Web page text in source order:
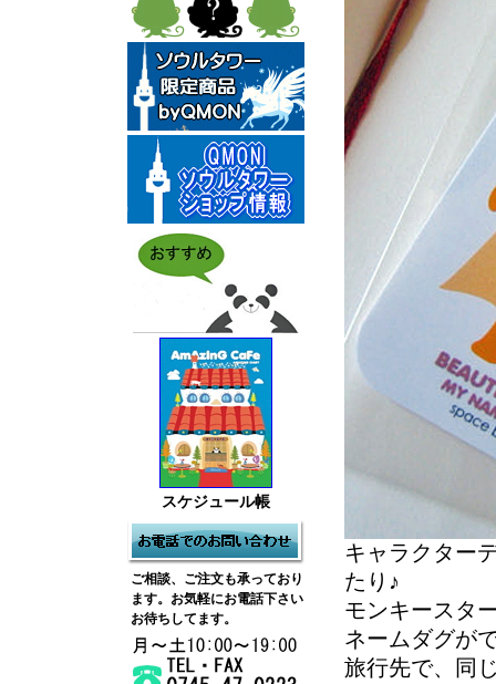
スケジュール帳
ご相談、ご注文も承っており
ます。お気軽にお電話下さい
お待ちしてます。
キャラクター
たり♪
モンキースタ
ネームダグが
旅行先で、同